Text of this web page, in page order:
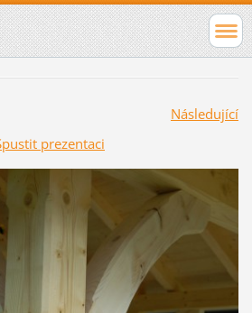
Následující
prezentaci